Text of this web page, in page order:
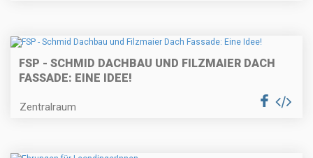
FSP - SCHMID DACHBAU UND FILZMAIER DACH
FASSADE: EINE IDEE!
Zentralraum